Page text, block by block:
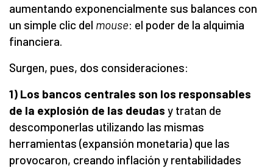
aumentando exponencialmente sus balances con
un simple clic del mouse: el poder de la alquimia
financiera.
Surgen, pues, dos consideraciones:
1) Los bancos centrales son los responsables
de la explosión de las deudas y tratan de
descomponerlas utilizando las mismas
herramientas (expansión monetaria) que las
provocaron, creando inflación y rentabilidades